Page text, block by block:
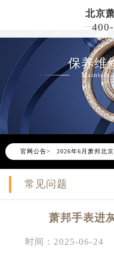
北京
保养维
Maintain
官网公告> 2026年6月萧邦北
2026年6月北京市
2026年6月萧邦售
常见问题
萧邦手表进
时间：2025-06-24